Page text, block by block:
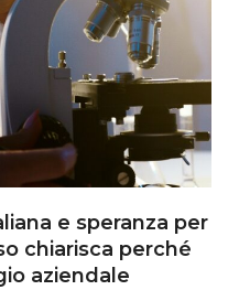
e speranza per
chiarisca perché
aziendale